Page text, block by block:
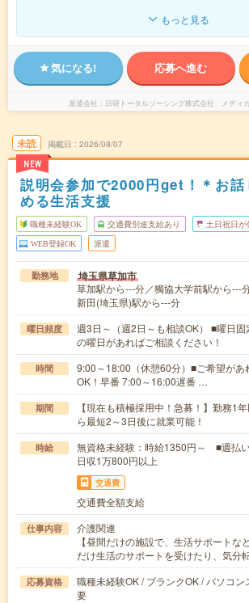
もっと見る
気になる! 応募へ進む
派遣会社 日研トータルソーシング株式会社 メディ
未読
NEW
掲載日 2026/08/07
説明会参加で2000円get！＊お
める生活支援
職種未経験OK 交通費別途支給あり 土日祝日が
WEB登録OK 派遣
勤務地 埼玉県草加市
草加駅から---分／獨協大学前駅から---
新田(埼玉県)駅から---分
曜日頻度
週3日～（週2日～も相談OK） ■曜日
の曜日があればご相談ください！
時間
9:00～18:00（休憩60分）■ご希望があ
OK！早番 7:00～16:00遅番 …
期間
【現在も積極採用中！急募！】勤務1
ら最短2～3日後に就業可能！
時給
無資格未経験：時給1350円～ ■週
日収1万800円以上
交通費
交通費全額支給
仕事内容
介護関連
【昼間だけの施設で、生活サポートな
だけ生活のサポートを受けたり、気分
応募資格
職種未経験OK / ブランクOK / パソコン
要